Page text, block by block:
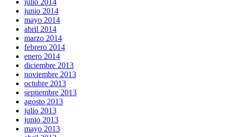
julio 2014
junio 2014
mayo 2014
abril 2014
marzo 2014
febrero 2014
enero 2014
diciembre 2013
noviembre 2013
octubre 2013
septiembre 2013
agosto 2013
julio 2013
junio 2013
mayo 2013